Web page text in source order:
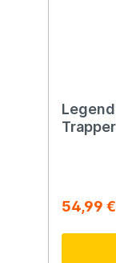
54,99